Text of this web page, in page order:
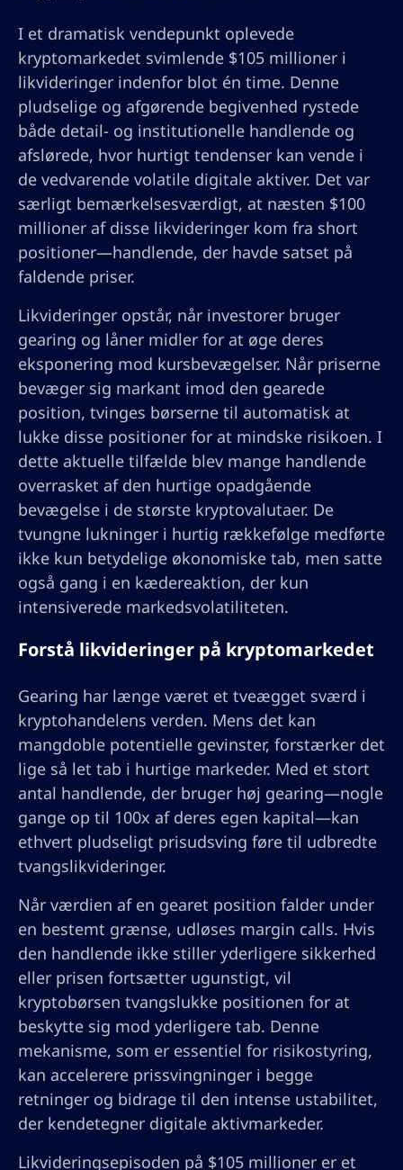
I et dramatisk vendepunkt oplevede
kryptomarkedet svimlende $105 millioner i
likvideringer indenfor blot én time. Denne
pludselige og afgørende begivenhed rystede
både detail- og institutionelle handlende og
afslørede, hvor hurtigt tendenser kan vende i
de vedvarende volatile digitale aktiver. Det var
særligt bemærkelsesværdigt, at næsten $100
millioner af disse likvideringer kom fra short
positioner—handlende, der havde satset på
faldende priser.
Likvideringer opstår, når investorer bruger
gearing og låner midler for at øge deres
eksponering mod kursbevægelser. Når priserne
bevæger sig markant imod den gearede
position, tvinges børserne til automatisk at
lukke disse positioner for at mindske risikoen. I
dette aktuelle tilfælde blev mange handlende
overrasket af den hurtige opadgående
bevægelse i de største kryptovalutaer. De
tvungne lukninger i hurtig rækkefølge medførte
ikke kun betydelige økonomiske tab, men satte
også gang i en kædereaktion, der kun
intensiverede markedsvolatiliteten.
Forstå likvideringer på kryptomarkedet
Gearing har længe været et tveægget sværd i
kryptohandelens verden. Mens det kan
mangdoble potentielle gevinster, forstærker det
lige så let tab i hurtige markeder. Med et stort
antal handlende, der bruger høj gearing—nogle
gange op til 100x af deres egen kapital—kan
ethvert pludseligt prisudsving føre til udbredte
tvangslikvideringer.
Når værdien af en gearet position falder under
en bestemt grænse, udløses margin calls. Hvis
den handlende ikke stiller yderligere sikkerhed
eller prisen fortsætter ugunstigt, vil
kryptobørsen tvangslukke positionen for at
beskytte sig mod yderligere tab. Denne
mekanisme, som er essentiel for risikostyring,
kan accelerere prissvingninger i begge
retninger og bidrage til den intense ustabilitet,
der kendetegner digitale aktivmarkeder.
Likvideringsepisoden på $105 millioner er et